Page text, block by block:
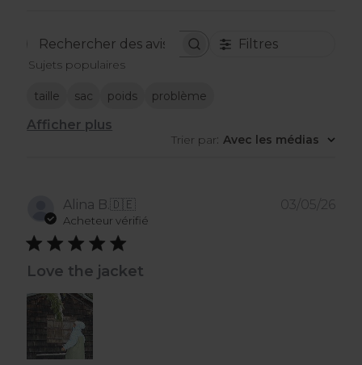
Rechercher
des
Filtres
Sujets populaires
taille sac poids problème
Afficher plus
Trier par: Avec les médias
Alina B.🇩🇪
Acheteur vérifié
Love the jacket
03/05/26